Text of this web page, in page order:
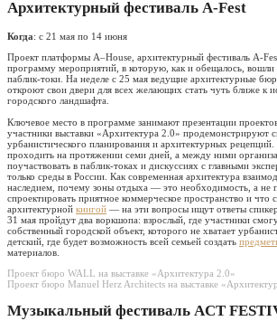
Архитектурный фестиваль A-Fest
Когда: с 21 мая по 14 июня
Проект платформы A–House, архитектурный фестиваль A-
программу мероприятий, в которую, как и обещалось, вошли
паблик-токи. На неделе с 25 мая ведущие архитектурные
откроют свои двери для всех желающих стать чуть ближе к
городского ландшафта.
Ключевое место в программе занимают презентации
участники выставки «Архитектура 2.0» продемонстрируют
урбанистического планирования и архитектурных
проходить на протяжении семи дней, а между ними
поучаствовать в паблик-токах и дискуссиях с главными
только среды в России. Как современная архитектура
наследием, почему зоны отдыха — это необходимость, а не
спроектировать приятное коммерческое пространство и что
архитектурной книгой — на эти вопросы ищут ответы
31 мая пройдут два воркшопа: взрослый, где участники
собственный городской объект, которого не хватает
детский, где будет возможность всей семьей создать
материалов.
Проект бюро WALL на выставке «Архитектура 2.0»
Проект бюро Manuel Herz Architects на выставке
Музыкальный фестиваль ACT